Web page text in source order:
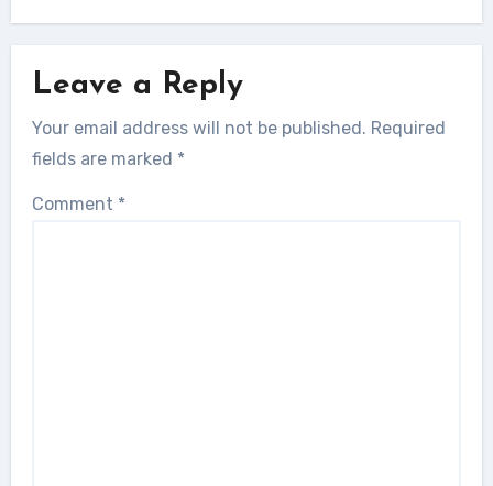
Leave a Reply
Your email address will not be published. Required
fields are marked *
Comment *